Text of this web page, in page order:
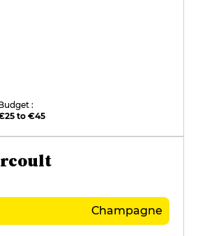
:
to €45
Champagne